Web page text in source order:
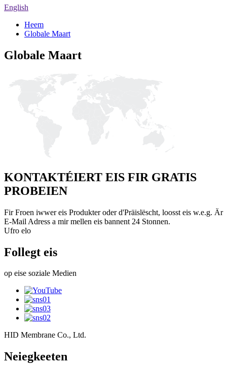
English
Heem
Globale Maart
Globale Maart
KONTAKTÉIERT EIS FIR GRATIS
PROBEIEN
Fir Froen iwwer eis Produkter oder d'Präislëscht, loosst eis w.e.g. Är
E-Mail Adress a mir mellen eis bannent 24 Stonnen.
Ufro elo
Follegt eis
op eise soziale Medien
HID Membrane Co., Ltd.
Neiegkeeten